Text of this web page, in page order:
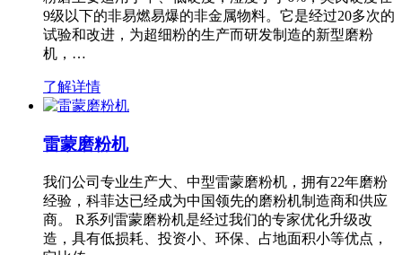
9级以下的非易燃易爆的非金属物料。它是经过20多次的
试验和改进，为超细粉的生产而研发制造的新型磨粉
机，…
了解详情
雷蒙磨粉机
我们公司专业生产大、中型雷蒙磨粉机，拥有22年磨粉
经验，科菲达已经成为中国领先的磨粉机制造商和供应
商。 R系列雷蒙磨粉机是经过我们的专家优化升级改
造，具有低损耗、投资小、环保、占地面积小等优点，